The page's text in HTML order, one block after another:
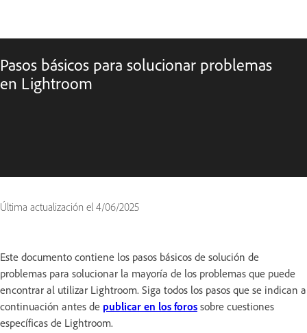
Pasos básicos para solucionar problemas
en Lightroom
Última actualización el 4/06/2025
Este documento contiene los pasos básicos de solución de
problemas para solucionar la mayoría de los problemas que puede
encontrar al utilizar Lightroom. Siga todos los pasos que se indican a
continuación antes de publicar en los foros sobre cuestiones
específicas de Lightroom.